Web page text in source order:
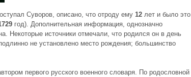
Суворов, описано, что отроду ему 12 лет и было это
год). Дополнительная информация, однозначно
Некоторые источники отмечали, что родился он в день
не установлено место рождения; большинство
первого русского военного словаря. По родословной